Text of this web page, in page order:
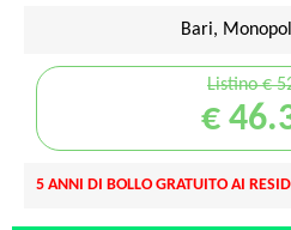
Bari,
Listino €
€
5 ANNI DI BOLLO GRATUITO AI